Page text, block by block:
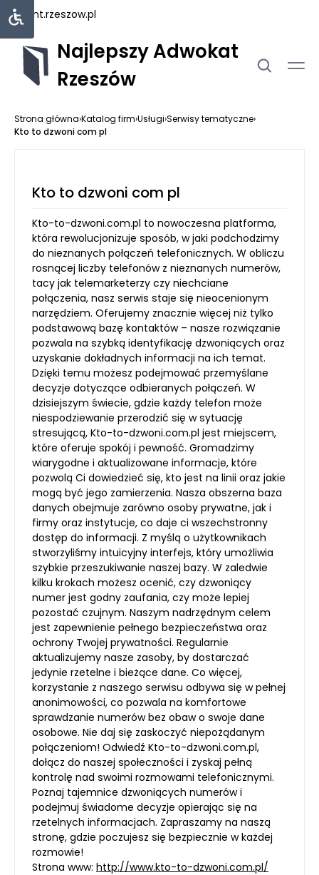
rejent.rzeszow.pl
Najlepszy Adwokat
Rzeszów
Strona główna›Katalog firm›Usługi›Serwisy tematyczne›
Kto to dzwoni com pl
Kto to dzwoni com pl
Kto-to-dzwoni.com.pl to nowoczesna platforma,
która rewolucjonizuje sposób, w jaki podchodzimy
do nieznanych połączeń telefonicznych. W obliczu
rosnącej liczby telefonów z nieznanych numerów,
tacy jak telemarketerzy czy niechciane
połączenia, nasz serwis staje się nieocenionym
narzędziem. Oferujemy znacznie więcej niż tylko
podstawową bazę kontaktów – nasze rozwiązanie
pozwala na szybką identyfikację dzwoniących oraz
uzyskanie dokładnych informacji na ich temat.
Dzięki temu możesz podejmować przemyślane
decyzje dotyczące odbieranych połączeń. W
dzisiejszym świecie, gdzie każdy telefon może
niespodziewanie przerodzić się w sytuację
stresującą, Kto-to-dzwoni.com.pl jest miejscem,
które oferuje spokój i pewność. Gromadzimy
wiarygodne i aktualizowane informacje, które
pozwolą Ci dowiedzieć się, kto jest na linii oraz jakie
mogą być jego zamierzenia. Nasza obszerna baza
danych obejmuje zarówno osoby prywatne, jak i
firmy oraz instytucje, co daje ci wszechstronny
dostęp do informacji. Z myślą o użytkownikach
stworzyliśmy intuicyjny interfejs, który umożliwia
szybkie przeszukiwanie naszej bazy. W zaledwie
kilku krokach możesz ocenić, czy dzwoniący
numer jest godny zaufania, czy może lepiej
pozostać czujnym. Naszym nadrzędnym celem
jest zapewnienie pełnego bezpieczeństwa oraz
ochrony Twojej prywatności. Regularnie
aktualizujemy nasze zasoby, by dostarczać
jedynie rzetelne i bieżące dane. Co więcej,
korzystanie z naszego serwisu odbywa się w pełnej
anonimowości, co pozwala na komfortowe
sprawdzanie numerów bez obaw o swoje dane
osobowe. Nie daj się zaskoczyć niepożądanym
połączeniom! Odwiedź Kto-to-dzwoni.com.pl,
dołącz do naszej społeczności i zyskaj pełną
kontrolę nad swoimi rozmowami telefonicznymi.
Poznaj tajemnice dzwoniących numerów i
podejmuj świadome decyzje opierając się na
rzetelnych informacjach. Zapraszamy na naszą
stronę, gdzie poczujesz się bezpiecznie w każdej
rozmowie!
Strona www: http://www.kto-to-dzwoni.com.pl/